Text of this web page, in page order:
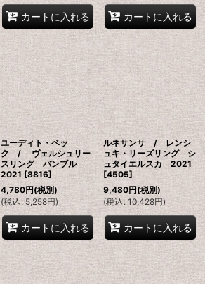
カートに入れる カートに入れる
ユーディト・ベッ
ク / ヴェルシュリー
スリング バンブル
2021 [8816]
4,780円(税別)
(税込: 5,258円)
カートに入れる
ルネサンサ / レンシ
ュキ・リーズリング シ
ュタイエルスカ 2021
[4505]
9,480円(税別)
(税込 : 10,428円)
カートに入れる